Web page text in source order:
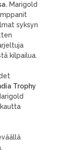
Marigold
syksyn
kilpailua.
Trophy